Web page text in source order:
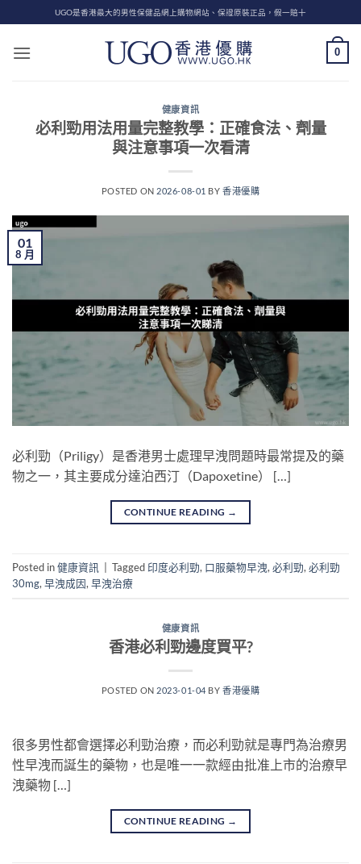
to
content
UGO是香港最大的男性保健品網上購物網站、保證原裝正品，假一賠十
0
健康資訊
必利勁用法用量完整教學：正確食法、劑量
與注意事項一次看清
POSTED ON 2026-08-01 BY香港優購
01
8 月
必利勁（Priligy）是香港男士處理早洩問題時最常提及的藥
物之一，其主要成分達泊西汀（Dapoxetine） […]
CONTINUE READING →
Posted in健康資訊 Tagged印度必利勁, 口服藥物早洩,必利勁,必利勁
30mg,早洩成因,早洩治療
健康資訊
香港必利勁邊度買平?
POSTED ON 2023-01-04 BY香港優購
很多男性都會選擇必利勁治療，而必利勁就是專門為治療男
性早洩而誕生的藥物，也是唯一一款經由批准上市的治療早
洩藥物 […]
CONTINUE READING →